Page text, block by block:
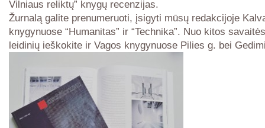
Vilniaus reliktų” knygų recenzijas.
Žurnalą galite prenumeruoti, įsigyti mūsų redakcijoje
knygynuose “Humanitas” ir “Technika”. Nuo kitos
leidinių ieškokite ir Vagos knygynuose Pilies g. bei